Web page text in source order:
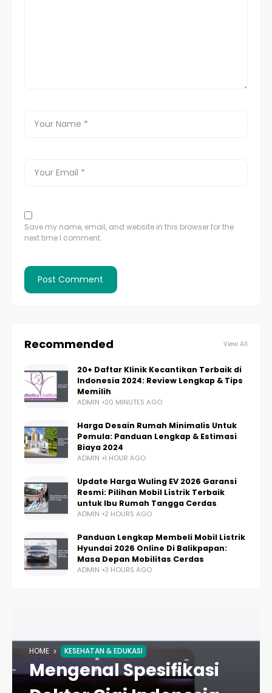
Save my name, email, and website in this browser for the
next time I comment.
Recommended View All
20+ Daftar Klinik Kecantikan Terbaik di
Indonesia 2024: Review Lengkap & Tips
Memilih
ADMIN 20 MINUTES AGO
Harga Desain Rumah Minimalis Untuk
Pemula: Panduan Lengkap & Estimasi
Biaya 2024
ADMIN 1 HOUR AGO
Update Harga Wuling EV 2026 Garansi
Resmi: Pilihan Mobil Listrik Terbaik
untuk Ibu Rumah Tangga Cerdas
ADMIN 2 HOURS AGO
Panduan Lengkap Membeli Mobil Listrik
Hyundai 2026 Online Di Balikpapan:
Masa Depan Mobilitas Cerdas
ADMIN 3 HOURS AGO
HOME KESEHATAN & EDUKASI
Mengenal Spesifikasi